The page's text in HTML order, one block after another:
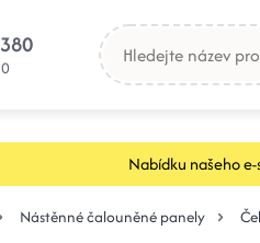
Nabídku našeho
Nástěnné čalouněné panely